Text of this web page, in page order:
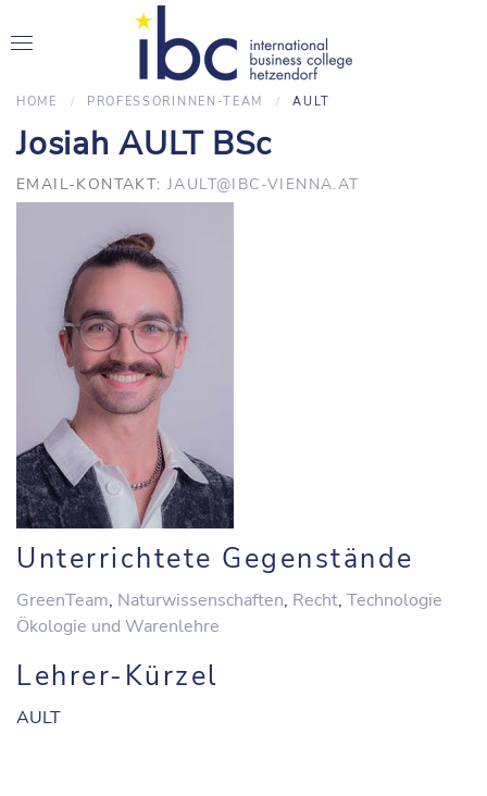
HOME PROFESSORINNEN-TEAM AULT
Josiah AULT BSc
EMAIL-KONTAKT: JAULT@IBC-VIENNA.AT
Unterrichtete Gegenstände
GreenTeam, Naturwissenschaften, Recht, Technologie
Ökologie und Warenlehre
Lehrer-Kürzel
AULT